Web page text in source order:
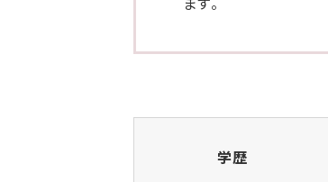
ます。
学歴